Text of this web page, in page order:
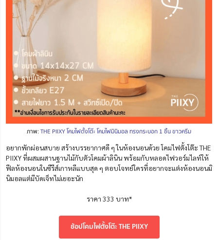
ภาพ:THE PIIXY โคมไฟตั้งโต๊ะ โคมไฟมินิมอล ทรงกระบอก 1 ชิ้น ขาวครีม
อยากพักผ่อนสบาย สร้างบรรยากาศดี ๆ ในห้องนอนด้วย โคมไฟตั้งโต๊ะ THE
PIIXY ที่ผสมผสานฐานไม้กับตัวโคมผ้าลินิน พร้อมกับหลอดไฟวอร์มไลท์ให้
ฟีลห้องนอนในซีรีส์เกาหลีแบบสุด ๆ ตอบโจทย์ใครที่อยากจะแต่งห้องนอนมิ
นิมอลแต่มีบัดเจ็ทไม่เยอะนัก
ราคา 333 บาท*
ช้อปโคมไฟตั้งโต๊ะ THE PIIXY